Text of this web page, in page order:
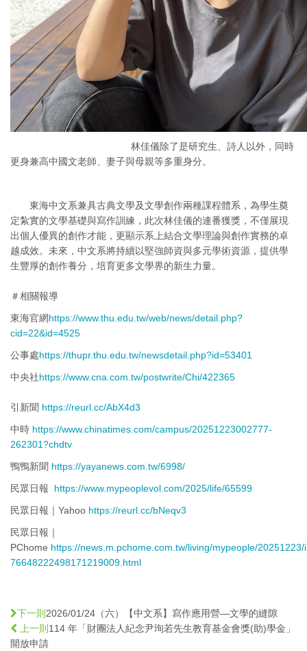
林佳儀除了是研究生、詩人以外，同時
更身兼高中國文老師、妻子與母親等多重身分。
東海中文系兼具古典文學及文學創作兩種課程體系，為學生奠
定紮實的文學基礎與寫作訓練，此次林佳儀的連番獲獎，不僅展現
出個人優異的創作才能，更顯示系上結合文學理論與創作實務的卓
越成效。未來，中文系將持續以堅強師資與多元學術資源，提供學
生豐厚的創作養分，培育更多文學界的新生力量。
＃相關報導
東海官網https://www.thu.edu.tw/web/news/detail.php?
cid=22&id=4525
公事處https://thupr.thu.edu.tw/newsdetail.php?id=53401
中央社https://www.cna.com.tw/postwrite/Chi/422365
引新聞 https://reurl.cc/AbX4d3
中時 https://www.chinatimes.com/campus/20251223002777-
262301?chdtv
鴨鴨新聞 https://yayanews.com.tw/6998/
民眾日報 https://www.mypeoplevol.com/2025/life/65599
民眾日報｜Yahoo https://reurl.cc/bNeqv3
民眾日報｜
PChome https://news.m.pchome.com.tw/living/mypeople/20251223/
76648222498171219009.html
下一則 2026/01/24（六）【中文系】寫作應用營—文學的縫隙
上一則 114 年「財團法人紀念尹珣若先生教育基金會獎(助)學金」
開放申請